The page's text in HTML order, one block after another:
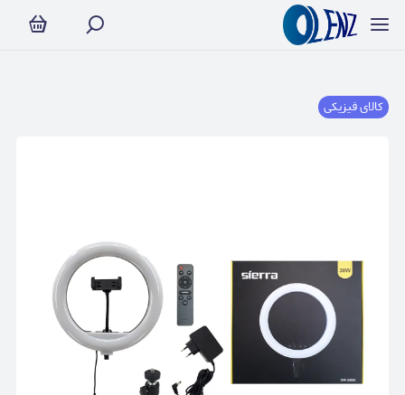
کالای فیزیکی